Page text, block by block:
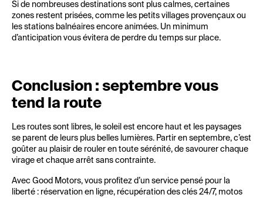
Si de nombreuses destinations sont plus calmes, certaines
zones restent prisées, comme les petits villages provençaux ou
les stations balnéaires encore animées. Un minimum
d’anticipation vous évitera de perdre du temps sur place.
Conclusion : septembre vous
tend la route
Les routes sont libres, le soleil est encore haut et les paysages
se parent de leurs plus belles lumières. Partir en septembre, c’est
goûter au plaisir de rouler en toute sérénité, de savourer chaque
virage et chaque arrêt sans contrainte.
Avec Good Motors, vous profitez d’un service pensé pour la
liberté : réservation en ligne, récupération des clés 24/7, motos